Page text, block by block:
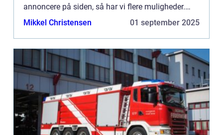
annoncere på siden, så har vi flere muligheder.
Bannerannoncering er blot én af mulighederne. Vil
Mikkel Christensen 01 september 2025